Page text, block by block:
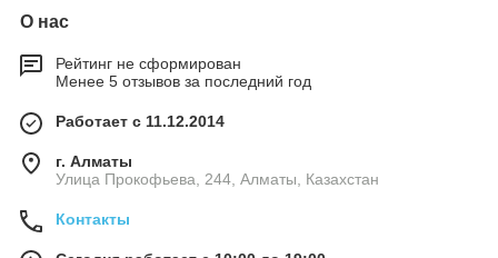
О нас
Рейтинг не сформирован
Менее 5 отзывов за последний год
Работает с 11.12.2014
г. Алматы
​Улица Прокофьева, 244, Алматы, Казахстан
Контакты